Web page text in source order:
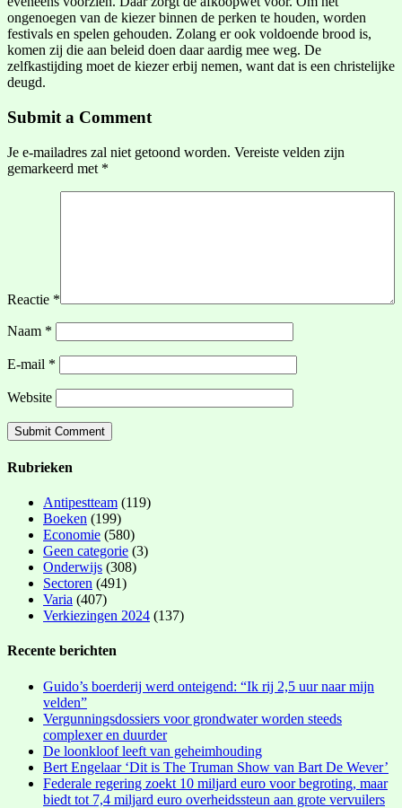
ongenoegen van de kiezer binnen de perken te houden, worden
festivals en spelen gehouden. Zolang er ook voldoende brood is,
komen zij die aan beleid doen daar aardig mee weg. De
zelfkastijding moet de kiezer erbij nemen, want dat is een christelijke
deugd.
Submit a Comment
Je e-mailadres zal niet getoond worden. Vereiste velden zijn
gemarkeerd met *
Reactie *
Naam *
E-mail *
Website
Rubrieken
Antipestteam (119)
Boeken (199)
Economie (580)
Geen categorie (3)
Onderwijs (308)
Sectoren (491)
Varia (407)
Verkiezingen 2024 (137)
Recente berichten
Guido’s boerderij werd onteigend: “Ik rij 2,5 uur naar mijn
velden”
Vergunningsdossiers voor grondwater worden steeds
complexer en duurder
De loonkloof leeft van geheimhouding
Bert Engelaar ‘Dit is The Truman Show van Bart De Wever’
Federale regering zoekt 10 miljard euro voor begroting, maar
biedt tot 7,4 miljard euro overheidssteun aan grote vervuilers